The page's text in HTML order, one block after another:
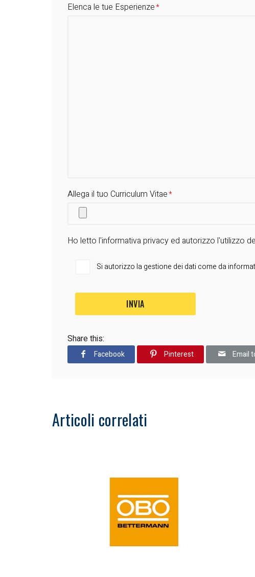
Elenca le tue Esperienze
Allega il tuo Curriculum Vitae
Ho letto l'informativa privacyed autorizzo l'utilizzo
Si autorizzo la gestione dei dati come da
Share this:
Facebook Pinterest Email
Articoli correlati